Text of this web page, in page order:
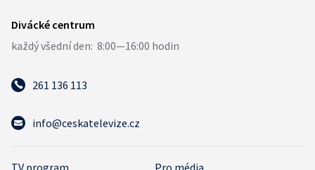
261 136 113
info@ceskatelevize.cz
TV program Pro média